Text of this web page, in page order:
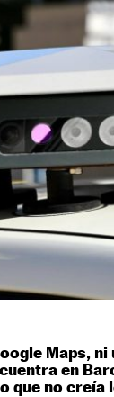
Maps, ni
en
que no creía